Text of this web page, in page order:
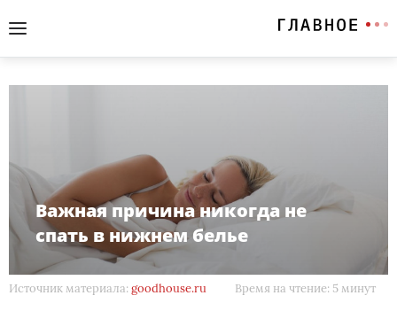
Важная причина никогда не
спать в нижнем белье
Источник материала: goodhouse.ru Время на чтение: 5 минут